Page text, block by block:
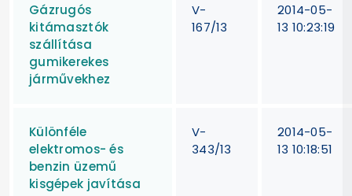
Gázrugós
kitámasztók
szállítása
gumikerekes
járművekhez
V-
167/13
2014-05-
13 10:23:19
Különféle
elektromos- és
benzin üzemű
kisgépek javítása
V-
343/13
2014-05-
13 10:18:51